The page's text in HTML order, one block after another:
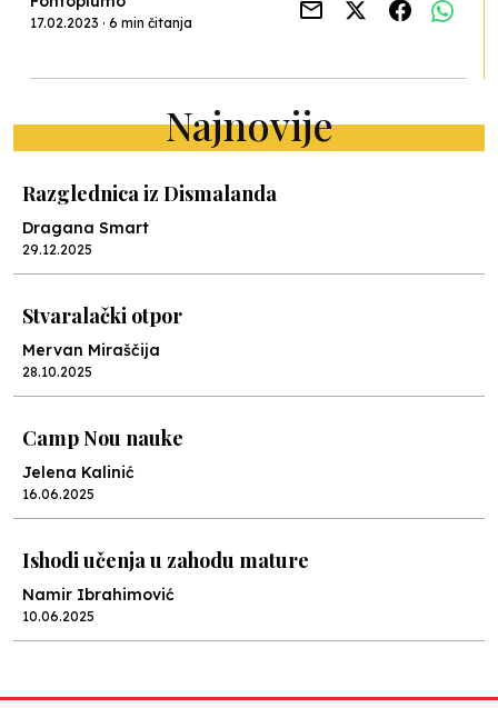
17.02.2023 · 6 min čitanja
Najnovije
Razglednica iz Dismalanda
Dragana Smart
29.12.2025
Stvaralački otpor
Mervan Miraščija
28.10.2025
Camp Nou nauke
Jelena Kalinić
16.06.2025
Ishodi učenja u zahodu mature
Namir Ibrahimović
10.06.2025